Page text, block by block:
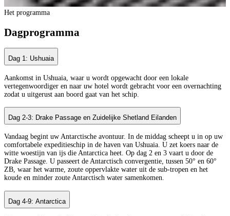
Het programma
Dagprogramma
Dag 1: Ushuaia
Aankomst in Ushuaia, waar u wordt opgewacht door een lokale
vertegenwoordiger en naar uw hotel wordt gebracht voor een overnachting
zodat u uitgerust aan boord gaat van het schip.
Dag 2-3: Drake Passage en Zuidelijke Shetland Eilanden
Vandaag begint uw Antarctische avontuur. In de middag scheept u in op uw
comfortabele expeditieschip in de haven van Ushuaia. U zet koers naar de
witte woestijn van ijs die Antarctica heet. Op dag 2 en 3 vaart u door de
Drake Passage. U passeert de Antarctisch convergentie, tussen 50° en 60°
ZB, waar het warme, zoute oppervlakte water uit de sub-tropen en het
koude en minder zoute Antarctisch water samenkomen.
Dag 4-9: Antarctica